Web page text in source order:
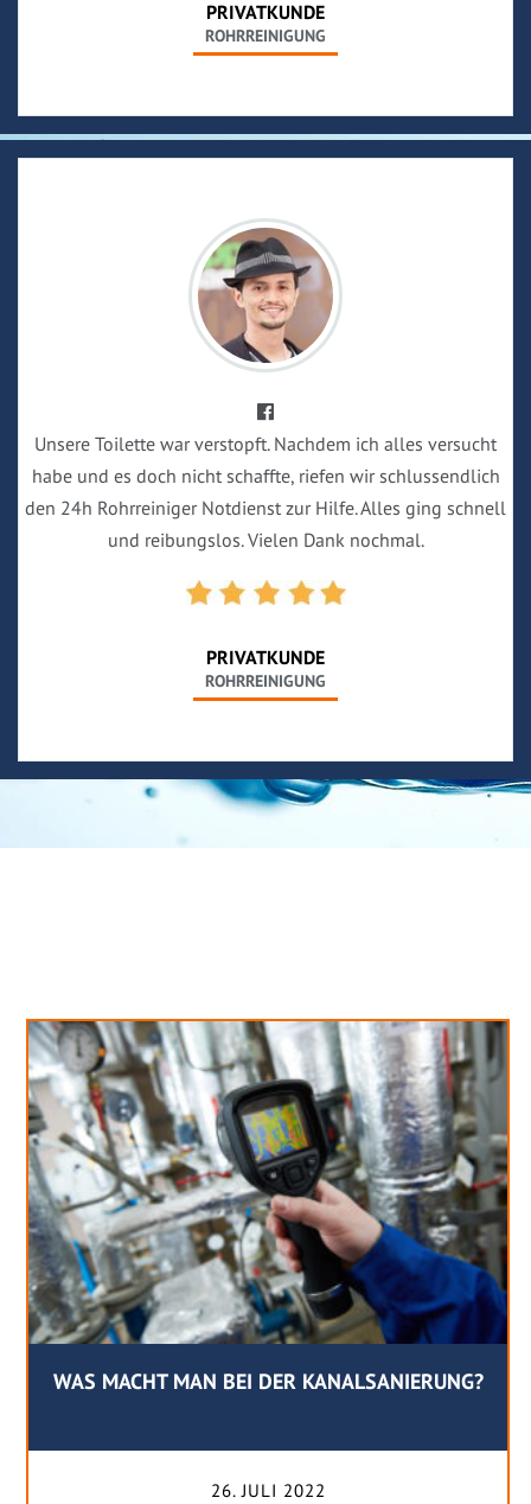
PRIVATKUNDE
ROHRREINIGUNG
Unsere Toilette war verstopft. Nachdem ich alles versucht
habe und es doch nicht schaffte, riefen wir schlussendlich
den 24h Rohrreiniger Notdienst zur Hilfe. Alles ging schnell
und reibungslos. Vielen Dank nochmal.
PRIVATKUNDE
ROHRREINIGUNG
WAS MACHT MAN BEI DER KANALSANIERUNG?
26. JULI 2022